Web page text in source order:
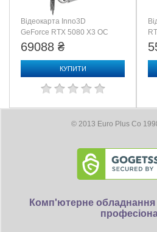
Відеокарта Inno3D
GeForce RTX 5080 X3 OC
WHITE (N50803-16D7X-
69088 ₴
КУПИТИ
© 2013 Euro Plus Co
Комп'ютерне обладнання